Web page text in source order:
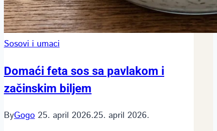
Sosovi i umaci
Domaći feta sos sa pavlakom i
začinskim biljem
ByGogo 25. april 2026.25. april 2026.